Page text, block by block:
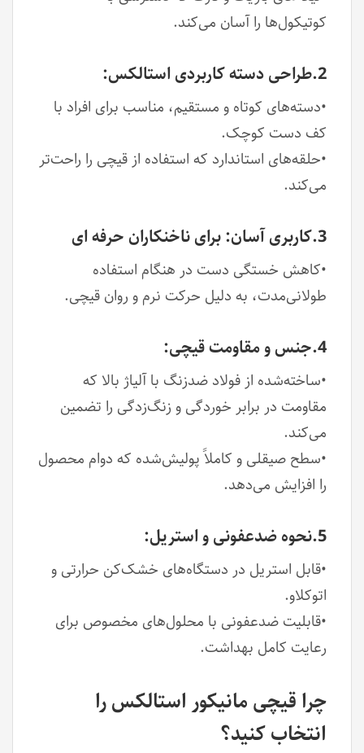
کوتیکول‌ها را آسان می‌کند.
2.طراحی دسته‌ کاربردی استالکس:
•دسته‌های کوتاه و مستقیم، مناسب برای افراد با
کف دست کوچک.
•حلقه‌های استاندارد که استفاده از قیچی را راحت‌تر
می‌کند.
3.کاربری آسان: برای ناخنکاران حرفه ای
•کاهش خستگی دست در هنگام استفاده
طولانی‌مدت، به دلیل حرکت نرم و روان قیچی.
4.جنس و مقاومت قیچی:
•ساخته‌شده از فولاد ضدزنگ با آلیاژ بالا که
مقاومت در برابر خوردگی و زنگ‌زدگی را تضمین
می‌کند.
•سطح صیقلی و کاملاً پولیش‌شده که دوام محصول
را افزایش می‌دهد.
5.نحوه ضدعفونی و استریل:
•قابل استریل در دستگاه‌های خشک‌کن حرارتی و
اتوکلاو.
•قابلیت ضدعفونی با محلول‌های مخصوص برای
رعایت کامل بهداشت.
چرا قیچی مانیکور استالکس را
انتخاب کنید؟